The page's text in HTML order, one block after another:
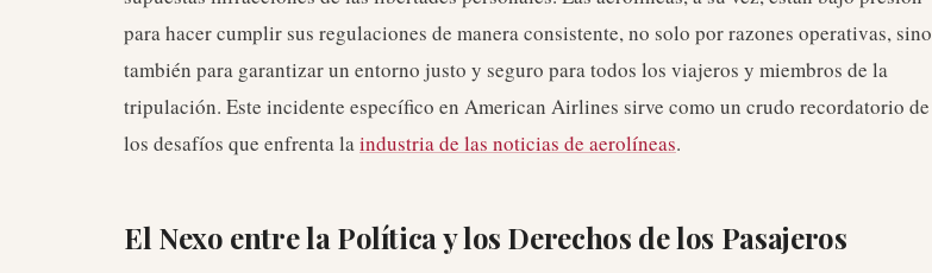
para hacer cumplir sus regulaciones de manera consistente, no solo por razones operativas, sino
también para garantizar un entorno justo y seguro para todos los viajeros y miembros de la
tripulación. Este incidente específico en American Airlines sirve como un crudo recordatorio de
los desafíos que enfrenta laindustria de las noticias de aerolíneas.
El Nexo entre la Política y los Derechos de los Pasajeros